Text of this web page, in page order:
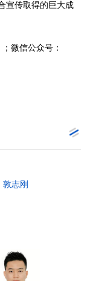
宣传取得的巨大成
微信公众号：
敦志刚